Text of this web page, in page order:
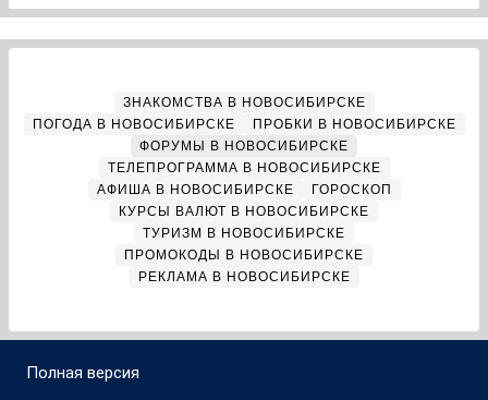
ЗНАКОМСТВА В НОВОСИБИРСКЕ
ПОГОДА В НОВОСИБИРСКЕ
ПРОБКИ В НОВОСИБИРСКЕ
ФОРУМЫ В НОВОСИБИРСКЕ
ТЕЛЕПРОГРАММА В НОВОСИБИРСКЕ
АФИША В НОВОСИБИРСКЕ
ГОРОСКОП
КУРСЫ ВАЛЮТ В НОВОСИБИРСКЕ
ТУРИЗМ В НОВОСИБИРСКЕ
ПРОМОКОДЫ В НОВОСИБИРСКЕ
РЕКЛАМА В НОВОСИБИРСКЕ
Полная версия